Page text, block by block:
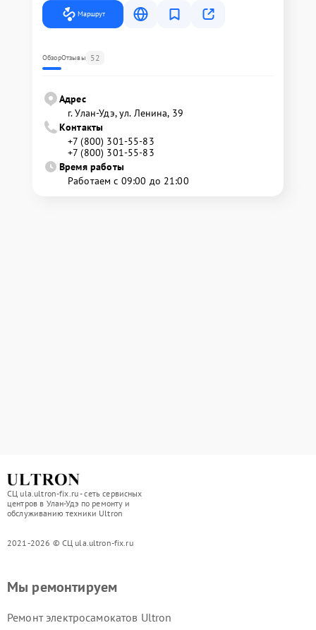
Маршрут
ОбзорОтзывы 52
Адрес
г. Улан-Удэ, ул. Ленина, 39
Контакты
+7 (800) 301-55-83
+7 (800) 301-55-83
Время работы
Работаем с 09:00 до 21:00
СЦ ula.ultron-fix.ru - сеть сервисных
центров в Улан-Удэ по ремонту и
обслуживанию техники Ultron
2021-2026 © СЦ ula.ultron-fix.ru
Мы ремонтируем
Ремонт электросамокатов Ultron